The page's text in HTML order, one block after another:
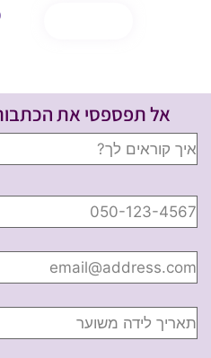
אל תפספסי את